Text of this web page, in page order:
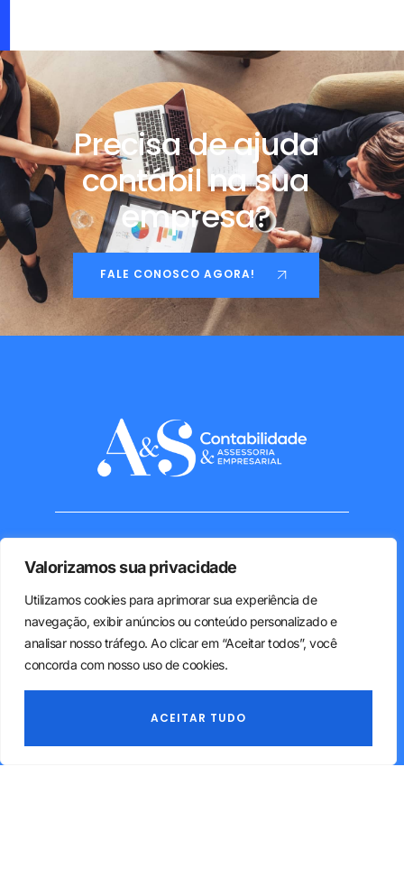
Valorizamos sua privacidade
Utilizamos cookies para aprimorar sua experiência de
navegação, exibir anúncios ou conteúdo personalizado e
analisar nosso tráfego. Ao clicar em “Aceitar todos”, você
concorda com nosso uso de cookies.
ACEITAR TUDO
Precisa de ajuda
contábil na sua
empresa?
FALE CONOSCO AGORA!
Nossos Serviços
Assessoria Societária e Legal